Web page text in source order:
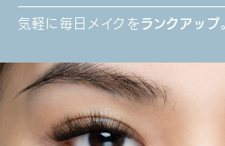
気軽に毎日メイクをランクアップ